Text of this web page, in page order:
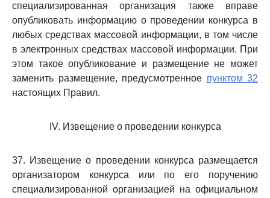
специализированная организация также вправе
опубликовать информацию о проведении конкурса в
любых средствах массовой информации, в том числе
в электронных средствах массовой информации. При
этом такое опубликование и размещение не может
заменить размещение, предусмотренное пунктом 32
настоящих Правил.
IV. Извещение о проведении конкурса
37. Извещение о проведении конкурса размещается
организатором конкурса или по его поручению
специализированной организацией на официальном